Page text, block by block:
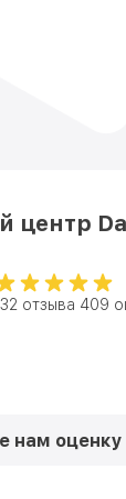
центр
отзыва 409
нам оценку